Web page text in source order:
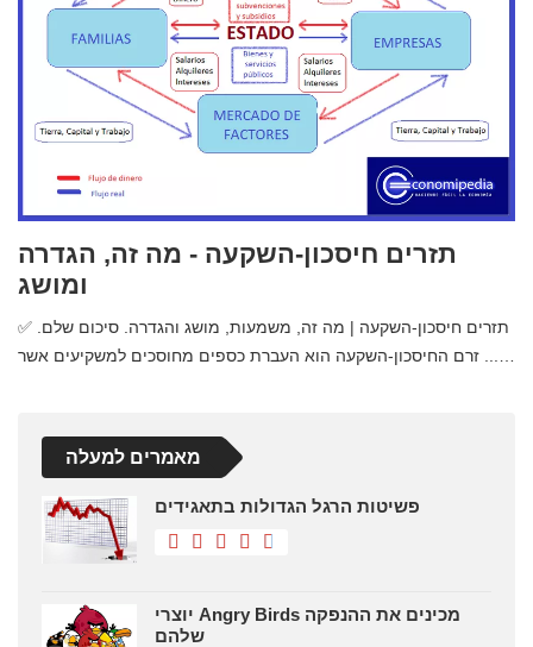
תזרים חיסכון-השקעה - מה זה, הגדרה
ומושג
✅ תזרים חיסכון-השקעה | מה זה, משמעות, מושג והגדרה. סיכום שלם.
מאמרים למעלה
פשיטות הרגל הגדולות בתאגידים
יוצרי Angry Birds מכינים את ההנפקה
שלהם